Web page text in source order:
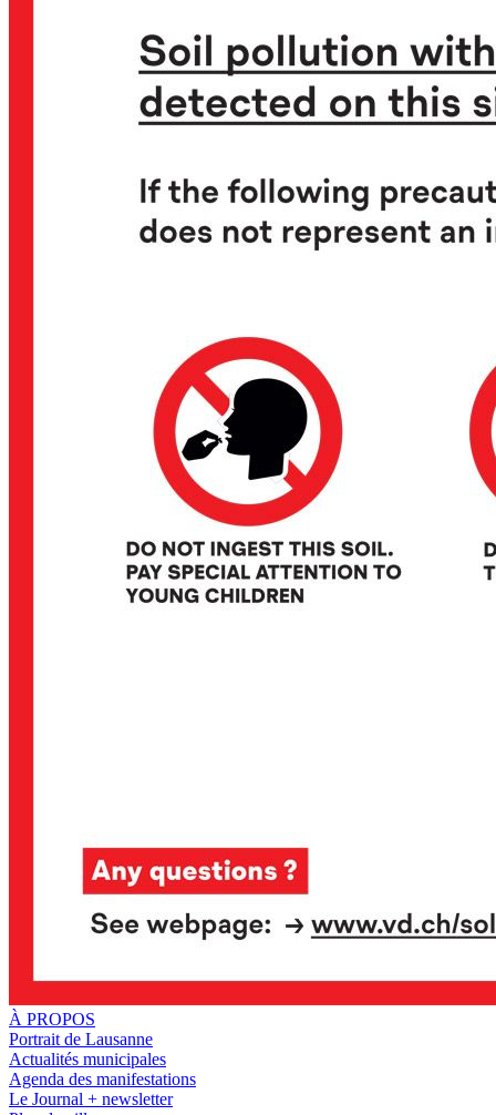
À PROPOS
Portrait de Lausanne
Actualités municipales
Agenda des manifestations
Le Journal + newsletter